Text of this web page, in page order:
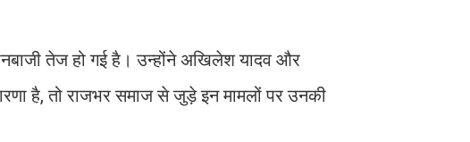
तेज हो गई है। उन्होंने अखिलेश यादव और
है, तो राजभर समाज से जुड़े इन मामलों पर उनकी